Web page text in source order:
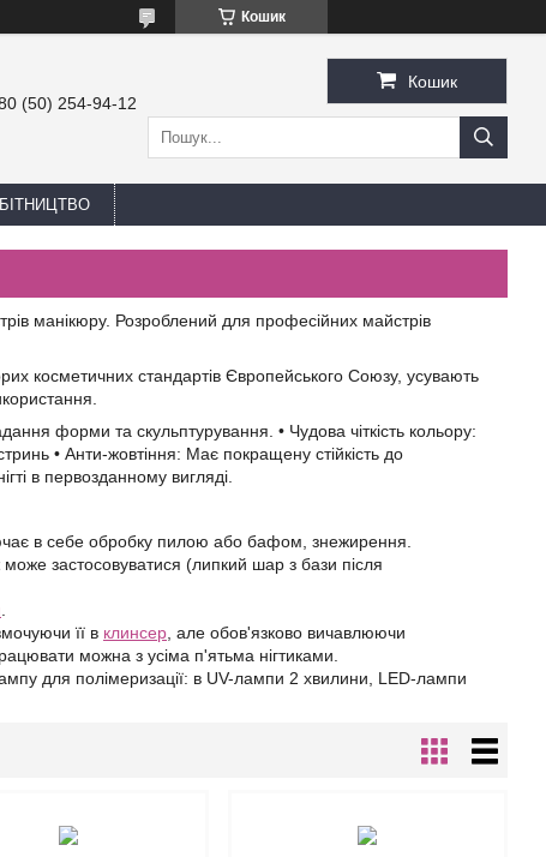
Кошик
(50) 254-94-12
Кошик
манікюру. Розроблений для професійних майстрів
косметичних стандартів Європейського Союзу, усувають
форми та скульптурування. • Чудова чіткість кольору:
• Анти-жовтіння: Має покращену стійкість до
в первозданному вигляді.
в себе обробку пилою або бафом, знежирення.
застосовуватися (липкий шар з бази після
її в клинсер , але обов'язково вичавлюючи
можна з усіма п'ятьма нігтиками.
для полімеризації: в UV-лампи 2 хвилини, LED-лампи